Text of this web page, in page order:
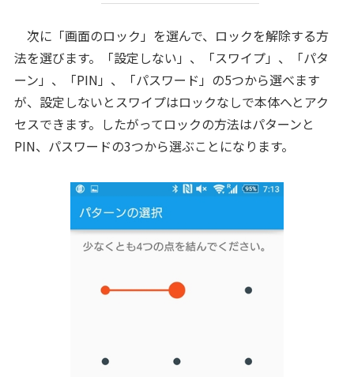
次に「画面のロック」を選んで、ロックを解除する方
法を選びます。「設定しない」、「スワイプ」、「パタ
ーン」、「PIN」、「パスワード」の5つから選べます
が、設定しないとスワイプはロックなしで本体へとアク
セスできます。したがってロックの方法はパターンと
PIN、パスワードの3つから選ぶことになります。